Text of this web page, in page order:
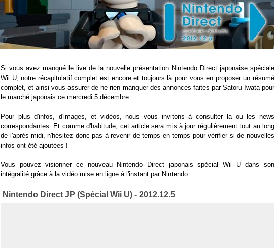
Si vous avez manqué le live de la nouvelle présentation Nintendo Direct japonaise spéciale
Wii U, notre récapitulatif complet est encore et toujours là pour vous en proposer un résumé
complet, et ainsi vous assurer de ne rien manquer des annonces faites par Satoru Iwata pour
le marché japonais ce mercredi 5 décembre.
Pour plus d'infos, d'images, et vidéos, nous vous invitons à consulter la ou les news
correspondantes. Et comme d'habitude, cet article sera mis à jour régulièrement tout au long
de l'après-midi, n'hésitez donc pas à revenir de temps en temps pour vérifier si de nouvelles
infos ont été ajoutées !
Vous pouvez visionner ce nouveau Nintendo Direct japonais spécial Wii U dans son
intégralité grâce à la vidéo mise en ligne à l'instant par Nintendo :
Nintendo Direct JP (Spécial Wii U) - 2012.12.5